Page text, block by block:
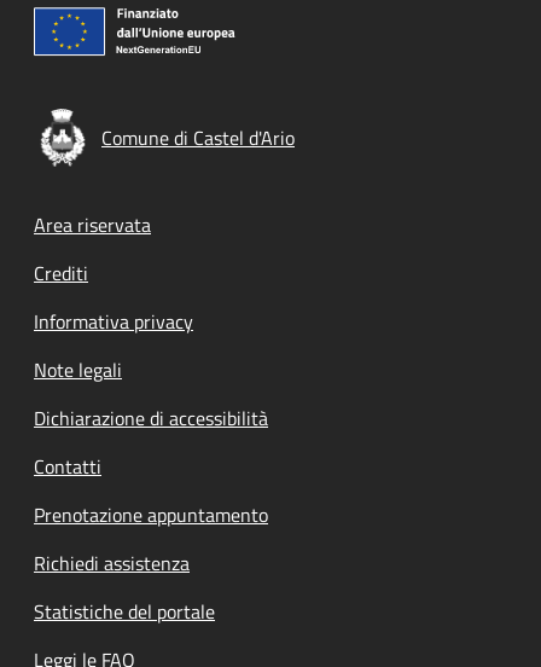
Comune di Castel d'Ario
Footer menu
Area riservata
Crediti
Informativa privacy
Note legali
Dichiarazione di accessibilità
Contatti
Prenotazione appuntamento
Richiedi assistenza
Statistiche del portale
Leggi le FAQ